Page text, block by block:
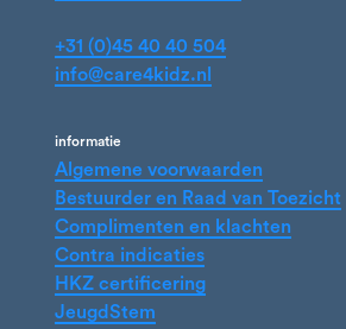
+31 (0)45 40 40 504
info@care4kidz.nl
informatie
Algemene voorwaarden
Bestuurder en Raad van Toezicht
Complimenten en klachten
Contra indicaties
HKZ certificering
JeugdStem